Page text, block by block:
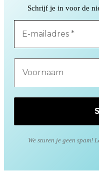
Schrijf je in voor de
We sturen je geen spam!